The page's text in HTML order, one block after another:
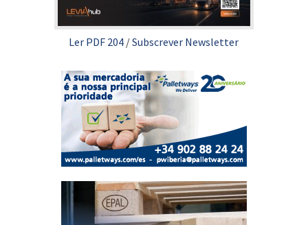
Ler PDF 204 /Subscrever Newsletter